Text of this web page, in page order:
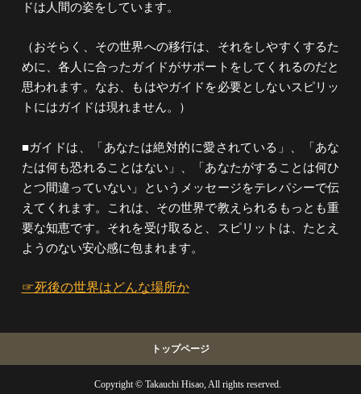
ドは人間の姿をしています。
（おそらく、その世界への移行は、それをしやすくするた
めに、各人に合ったガイドがサポートをしてくれるのだと
思われます。なお、もはやガイドを必要としないスピリッ
トにはガイドは現れません。）
■ガイドは、「あなたは絶対的に愛されている」、「あな
たは何も恐れることはない」、「あなたがすることは何ひ
とつ間違っていない」というメッセージをテレパシーで伝
えてくれます。これは、その世界で教えられるもっとも重
要な知恵です。それを受け取ると、スピリットは、たとえ
ようのない安心感に包まれます。
☞死後の世界はどんな場所か
トップページ
Copyright © Takauchi Hisao, All rights reserved.